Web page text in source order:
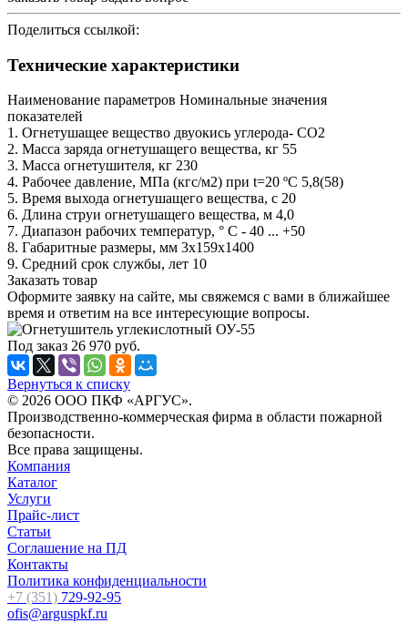
Поделиться ссылкой:
Технические характеристики
Наименование параметров Номинальные значения
показателей
1. Огнетушащее вещество двуокись углерода- СО2
2. Масса заряда огнетушащего вещества, кг 55
3. Масса огнетушителя, кг 230
4. Рабочее давление, МПа (кгс/м2) при t=20 ºС 5,8(58)
5. Время выхода огнетушащего вещества, c 20
6. Длина струи огнетушащего вещества, м 4,0
7. Диапазон рабочих температур, ° C - 40 ... +50
8. Габаритные размеры, мм 3х159х1400
9. Средний срок службы, лет 10
Заказать товар
Оформите заявку на сайте, мы свяжемся с вами в ближайшее
время и ответим на все интересующие вопросы.
Под заказ 26 970 руб.
Вернуться к списку
© 2026 ООО ПКФ «АРГУС».
Производственно-коммерческая фирма в области пожарной
безопасности.
Все права защищены.
Компания
Каталог
Услуги
Прайс-лист
Статьи
Соглашение на ПД
Контакты
Политика конфиденциальности
+7 (351) 729-92-95
ofis@arguspkf.ru